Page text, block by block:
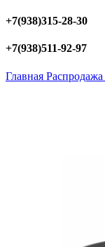
+7(938)315-28-30
+7(938)511-92-97
Главная Распродажа